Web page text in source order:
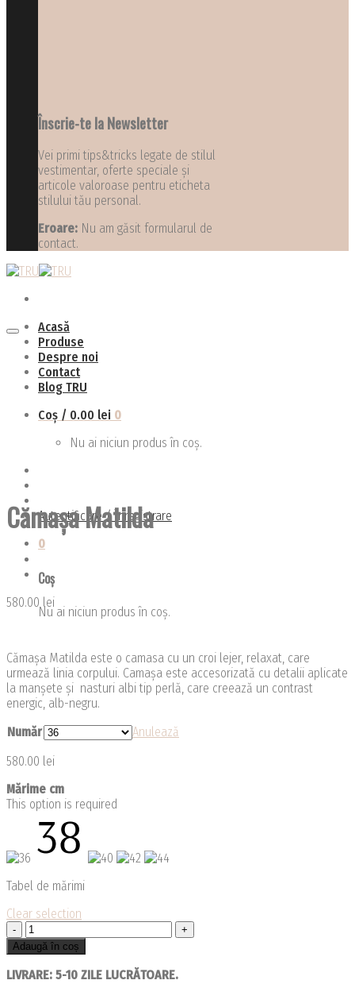
Înscrie-te la Newsletter
Vei primi tips&tricks legate de stilul
vestimentar, oferte speciale și
articole valoroase pentru eticheta
stilului tău personal.
Eroare: Nu am găsit formularul de
contact.
Acasă
Produse
Despre noi
Contact
Blog TRU
Coș / 0.00 lei 0
Nu ai niciun produs în coș.
Autentificare / Înregistrare
0
Coș
Nu ai niciun produs în coș.
Cămașa Matilda
580.00 lei
Cămașa Matilda este o camasa cu un croi lejer, relaxat, care
urmează linia corpului. Camașa este accesorizată cu detalii aplicate
la manșete și nasturi albi tip perlă, care creează un contrast
energic, alb-negru.
Număr
Anulează
580.00 lei
Mărime cm
This option is required
Tabel de mărimi
Clear selection
Cantitate
Cămașa
Matilda
Adaugă în coș
LIVRARE: 5-10 ZILE LUCRĂTOARE.